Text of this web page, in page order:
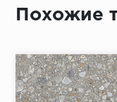
Подписание
Достаточно
Похожие